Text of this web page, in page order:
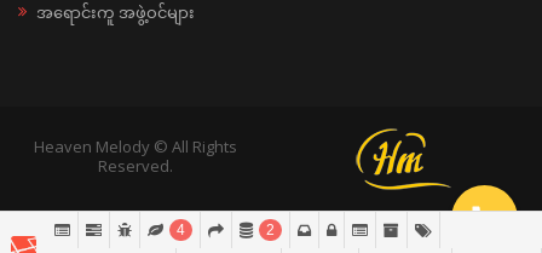
အရောင်းကူ အဖွဲ့ဝင်များ
Heaven Melody © All Rights
Reserved.
4 2